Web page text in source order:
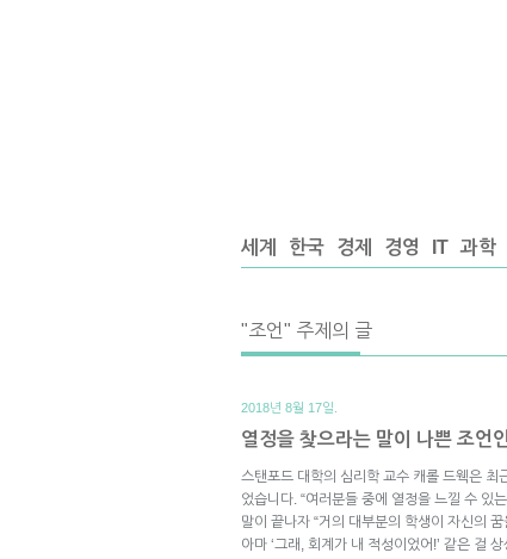
세계 한국 경제 경영 IT 과학
"조언" 주제의 글
2018년 8월 17일.
열정을 찾으라는 말이 나쁜 조언
스탠포드 대학의 심리학 교수 캐롤 드웩은
었습니다. “여러분들 중에 열정을 느낄 수 있
말이 끝나자 “거의 대부분의 학생이 자신의
아마 ‘그래, 회계가 내 적성이었어!’ 같은 걸